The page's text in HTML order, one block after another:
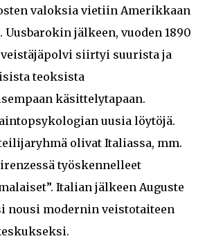
valoksia vietiin Amerikkaan
jälkeen, vuoden 1890
siirtyi suurista ja
teoksista
käsittelytapaan.
uusia löytöjä.
olivat Italiassa, mm.
työskennelleet
Italian jälkeen Auguste
nousi modernin veistotaiteen